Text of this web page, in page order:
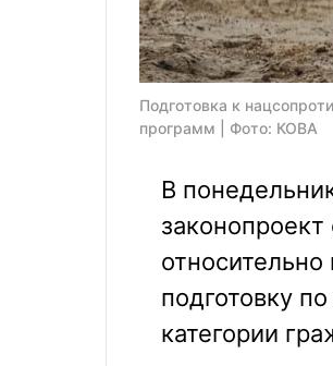
Подготовка к
программ | Фото: КОВА
В
подготовку
категории